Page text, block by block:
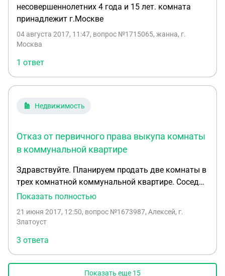
несовершеннолетних 4 года и 15 лет. комната
принадлежит г.Москве
04 августа 2017, 11:47, вопрос №1715065, жанна, г.
Москва
1 ответ
Недвижимость
Отказ от первичного права выкупа комнаты
в коммунальной квартире
Здравствуйте. Планируем продать две комнаты в
трех комнатной коммунальной квартире. Сосед
покупать не хочет. На сколько я знаю нужно
он не очень адекватный и подписывать ни чего не
тому же точно не знаю кому принадлежит третья
комната, ему или жене или родителям. как
поступить. Только через суд?
Показать полностью
21 июня 2017, 12:50, вопрос №1673987, Алексей, г.
Златоуст
3 ответа
Показать еще 15